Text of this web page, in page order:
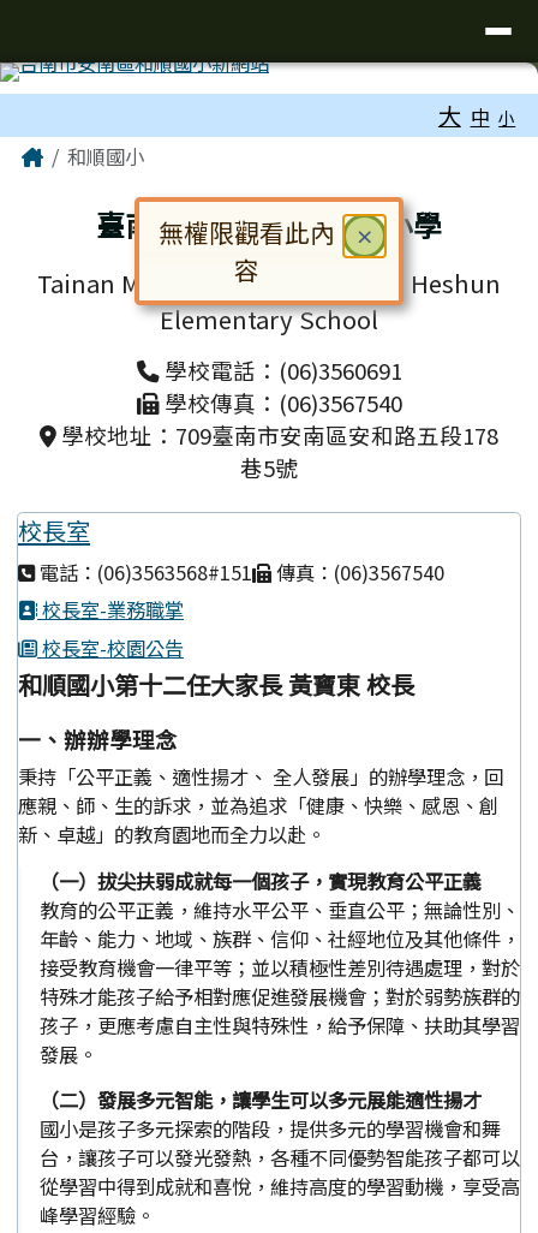
大 中 小
主內容區域
Home和順國小
臺南市安南區和順國民小學
Tainan Municipal Annan District Heshun
Elementary School
學校電話：(06)3560691
學校傳真：(06)3567540
學校地址：709臺南市安南區安和路五段178
巷5號
校長室
電話：(06)3563568#151
傳真：(06)3567540
校長室-業務職掌
校長室-校園公告
和順國小第十二任大家長 黃寶東 校長
一、辦辦學理念
秉持「公平正義、適性揚才、 全人發展」的辦學理念，回
應親、師、生的訴求，並為追求「健康、快樂、感恩、創
新、卓越」的教育園地而全力以赴。
（一）拔尖扶弱成就每一個孩子，實現教育公平正義
教育的公平正義，維持水平公平、垂直公平；無論性別、
年齡、能力、地域、族群、信仰、社經地位及其他條件，
接受教育機會一律平等；並以積極性差別待遇處理，對於
特殊才能孩子給予相對應促進發展機會；對於弱勢族群的
孩子，更應考慮自主性與特殊性，給予保障、扶助其學習
發展。
（二）發展多元智能，讓學生可以多元展能適性揚才
國小是孩子多元探索的階段，提供多元的學習機會和舞
台，讓孩子可以發光發熱，各種不同優勢智能孩子都可以
從學習中得到成就和喜悅，維持高度的學習動機，享受高
峰學習經驗。
頁尾區域
× 關閉
無權限觀看此內
容
對話框已開啟。請使用 Tab 鍵在